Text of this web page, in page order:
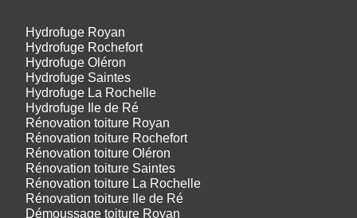
Hydrofuge Royan
Hydrofuge Rochefort
Hydrofuge Oléron
Hydrofuge Saintes
Hydrofuge La Rochelle
Hydrofuge Ile de Ré
Rénovation toiture Royan
Rénovation toiture Rochefort
Rénovation toiture Oléron
Rénovation toiture Saintes
Rénovation toiture La Rochelle
Rénovation toiture Ile de Ré
Démoussage toiture Royan